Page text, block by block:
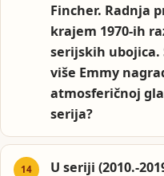
Fincher. Radnja
krajem 1970-ih
serijskih ubojica.
više Emmy
atmosferičnoj
serija?
U seriji (2010.-